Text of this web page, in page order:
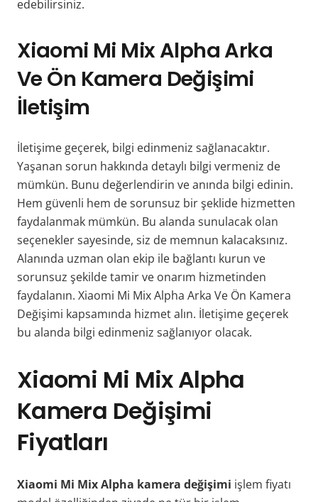
edebilirsiniz.
Xiaomi Mi Mix Alpha Arka
Ve Ön Kamera Değişimi
İletişim
İletişime geçerek, bilgi edinmeniz sağlanacaktır.
Yaşanan sorun hakkında detaylı bilgi vermeniz de
mümkün. Bunu değerlendirin ve anında bilgi edinin.
Hem güvenli hem de sorunsuz bir şeklide hizmetten
faydalanmak mümkün. Bu alanda sunulacak olan
seçenekler sayesinde, siz de memnun kalacaksınız.
Alanında uzman olan ekip ile bağlantı kurun ve
sorunsuz şekilde tamir ve onarım hizmetinden
faydalanın. Xiaomi Mi Mix Alpha Arka Ve Ön Kamera
Değişimi kapsamında hizmet alın. İletişime geçerek
bu alanda bilgi edinmeniz sağlanıyor olacak.
Xiaomi Mi Mix Alpha
Kamera Değişimi
Fiyatları
Xiaomi Mi Mix Alpha kamera değişimi işlem fiyatı